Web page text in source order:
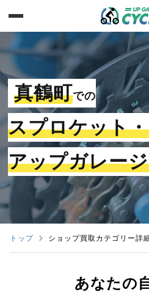
真鶴町での
スプロケット
アップガレー
トップ ショップ買取カテゴリー詳
あなたの